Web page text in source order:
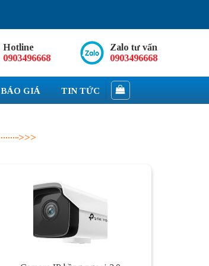
Hotline
0903496668
Zalo tư vấn
0903496668
BÁO GIÁ TIN TỨC